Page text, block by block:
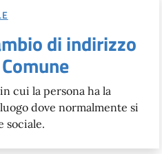
di indirizzo
cui la persona ha la
dove normalmente si
sociale.